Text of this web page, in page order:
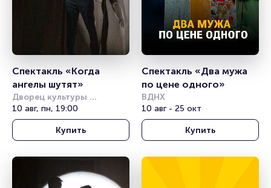
Спектакль «Когда
ангелы шутят»
Дворец культуры
железнодорожников
(Новосибирск)
10 авг, пн, 19:00
Купить
Спектакль «Два мужа
по цене одного»
ВДНХ
10 авг - 25 окт
Купить